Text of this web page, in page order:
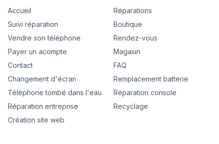
Accueil
Réparations
Suivi réparation
Boutique
Vendre son téléphone
Rendez-vous
Payer un acompte
Magasin
Contact
FAQ
Changement d'écran
Remplacement batterie
Téléphone tombé dans l'eau
Réparation console
Réparation entreprise
Recyclage
Création site web